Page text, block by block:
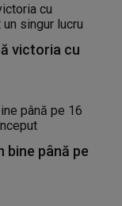
victoria cu
bine până pe